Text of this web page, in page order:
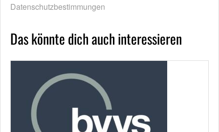
Datenschutzbestimmungen
Das könnte dich auch interessieren